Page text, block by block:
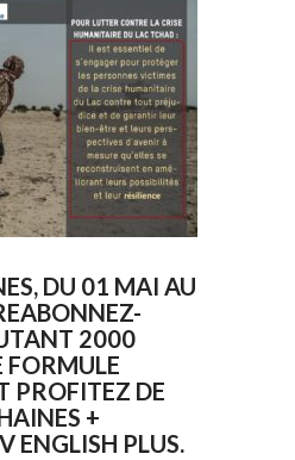
DU 01 MAI AU
2000
FORMULE
PROFITEZ DE
+
ENGLISH PLUS.